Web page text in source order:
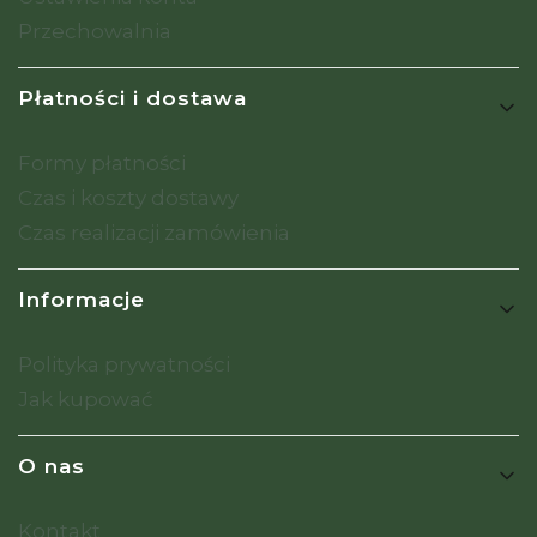
Przechowalnia
Płatności i dostawa
Formy płatności
Czas i koszty dostawy
Czas realizacji zamówienia
Informacje
Polityka prywatności
Jak kupować
O nas
Kontakt